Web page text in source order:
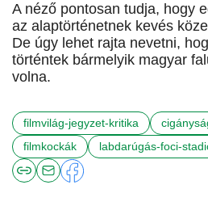
A néző pontosan tudja, hogy
az alaptörténetnek kevés
De úgy lehet rajta nevetni,
történtek bármelyik magyar
volna.
filmvilág-jegyzet-kritika
filmkockák
labdarúgás-foci-